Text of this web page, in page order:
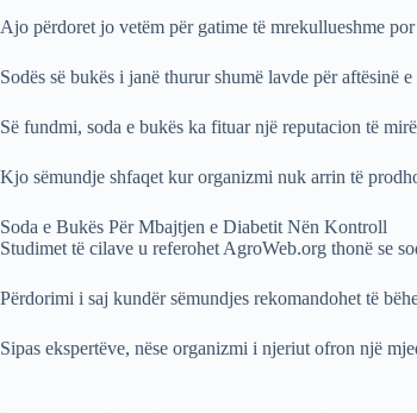
Ajo përdoret jo vetëm për gatime të mrekullueshme
Sodës së bukës i janë thurur shumë lavde për aftësinë
Së fundmi, soda e bukës ka fituar një reputacion të
Kjo sëmundje shfaqet kur organizmi nuk arrin të
Soda e Bukës Për Mbajtjen e Diabetit Nën Kontroll
Studimet të cilave u referohet AgroWeb.org thonë se
Përdorimi i saj kundër sëmundjes rekomandohet të
Sipas ekspertëve, nëse organizmi i njeriut ofron një